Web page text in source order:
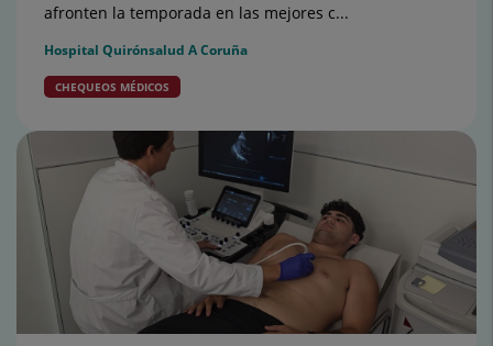
afronten la temporada en las mejores c...
Hospital Quirónsalud A Coruña
CHEQUEOS MÉDICOS